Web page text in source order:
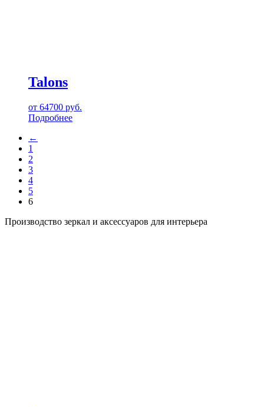
Talons
от 64700 руб.
Подробнее
←
1
2
3
4
5
6
Производство зеркал и аксессуаров для интерьера